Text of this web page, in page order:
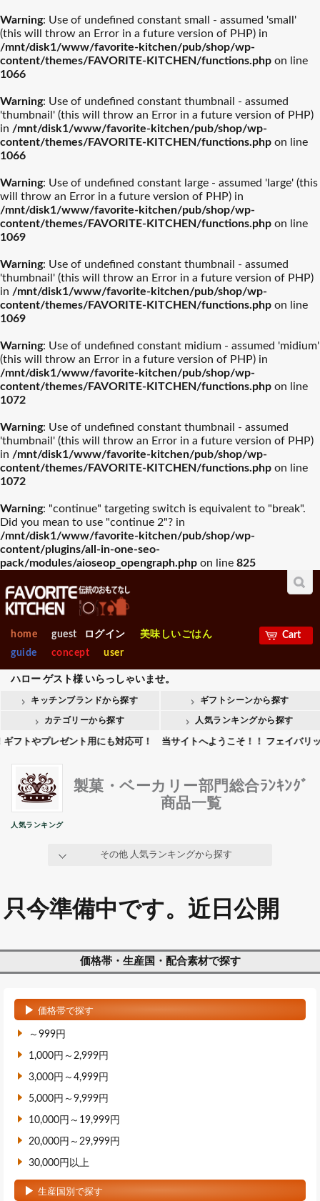
Warning: Use of undefined constant small - assumed 'small'
(this will throw an Error in a future version of PHP) in
/mnt/disk1/www/favorite-kitchen/pub/shop/wp-
content/themes/FAVORITE-KITCHEN/functions.php on line
1066
Warning: Use of undefined constant thumbnail - assumed
'thumbnail' (this will throw an Error in a future version of PHP)
in /mnt/disk1/www/favorite-kitchen/pub/shop/wp-
content/themes/FAVORITE-KITCHEN/functions.php on line
1066
Warning: Use of undefined constant large - assumed 'large' (this
will throw an Error in a future version of PHP) in
/mnt/disk1/www/favorite-kitchen/pub/shop/wp-
content/themes/FAVORITE-KITCHEN/functions.php on line
1069
Warning: Use of undefined constant thumbnail - assumed
'thumbnail' (this will throw an Error in a future version of PHP)
in /mnt/disk1/www/favorite-kitchen/pub/shop/wp-
content/themes/FAVORITE-KITCHEN/functions.php on line
1069
Warning: Use of undefined constant midium - assumed 'midium'
(this will throw an Error in a future version of PHP) in
/mnt/disk1/www/favorite-kitchen/pub/shop/wp-
content/themes/FAVORITE-KITCHEN/functions.php on line
1072
Warning: Use of undefined constant thumbnail - assumed
'thumbnail' (this will throw an Error in a future version of PHP)
in /mnt/disk1/www/favorite-kitchen/pub/shop/wp-
content/themes/FAVORITE-KITCHEN/functions.php on line
1072
Warning: "continue" targeting switch is equivalent to "break".
Did you mean to use "continue 2"? in
/mnt/disk1/www/favorite-kitchen/pub/shop/wp-
content/plugins/all-in-one-seo-
pack/modules/aioseop_opengraph.php on line 825
home guest ログイン
美味しいごはん
guide
concept user
ハロー ゲスト様いらっしゃいませ。
Cart
キッチンブランドから探す ギフトシーンから探す
カテゴリーから探す 人気ランキングから探す
やプレゼント用にも対応可！ 当サイトへようこそ！！ フェイバリッ
人気ランキング
製菓・ベーカリー部門総合ﾗﾝｷﾝｸﾞ
商品一覧
その他 人気ランキングから探す
all 総合ﾗﾝｷﾝｸﾞ
プレート・器部門総合ﾗﾝｷﾝｸﾞ
カトラリー部門総合ﾗﾝｷﾝｸﾞ
グラスバリエ部門総合ﾗﾝｷﾝｸﾞ
ワイン・バー用品部門総合ﾗﾝｷﾝｸﾞ
容器類部門総合ﾗﾝｷﾝｸﾞ
フライパン・鍋部門総合ﾗﾝｷﾝｸﾞ
卓上＆調理小物部門総合ﾗﾝｷﾝｸﾞ
ギフト部門総合ﾗﾝｷﾝｸﾞ
只今準備中です。近日公開
価格帯・生産国・配合素材で探す
価格帯で探す
～999円
1,000円～2,999円
3,000円～4,999円
5,000円～9,999円
10,000円～19,999円
20,000円～29,999円
30,000円以上
生産国別で探す